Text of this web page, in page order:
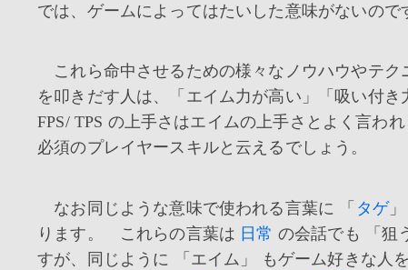
では、ゲームによってはたいした意味がないので
これら命中させるための様々なノウハウやテク
を叩きだす人は、「エイム力が高い」「吸い付
FPS/ TPS の上手さはエイムの上手さとよく言
必須のプレイヤースキルと云えるでしょう。
なお同じような意味で使われる言葉に 「 タゲ
ります。 これらの言葉は 日常 の会話でも 「狙
すが、同じように 「エイム」 もゲーム好きな